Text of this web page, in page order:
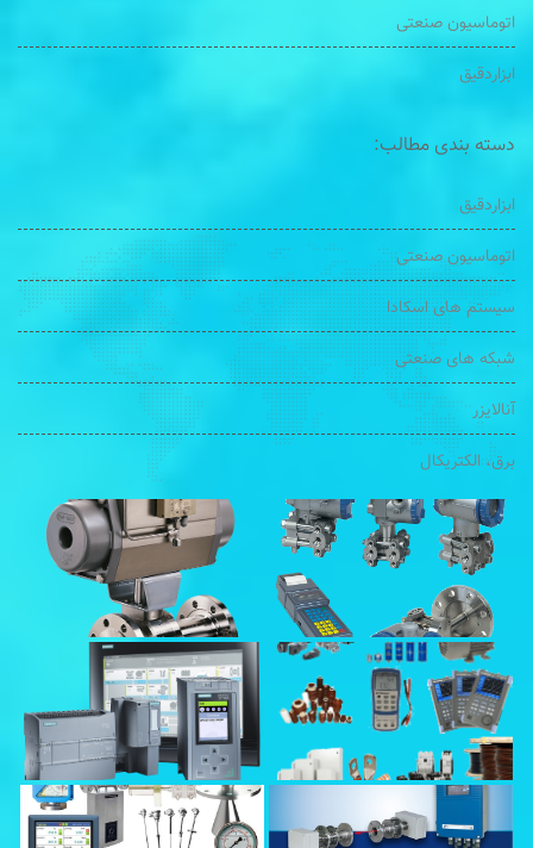
اتوماسیون صنعتی
ابزاردقیق
دسته بندی مطالب:
ابزاردقیق
اتوماسیون صنعتی
سیستم های اسکادا
شبکه های صنعتی
آنالایزر
برق، الکتریکال